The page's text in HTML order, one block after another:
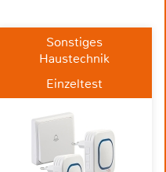
Sonstiges
Haustechnik
Einzeltest